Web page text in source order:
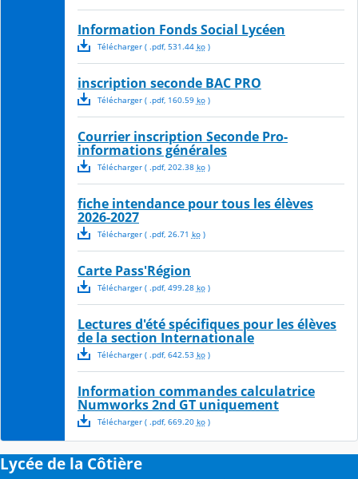
Information Fonds Social Lycéen
Télécharger( .pdf, 531.44 ko)
inscription seconde BAC PRO
Télécharger( .pdf, 160.59 ko)
Courrier inscription Seconde Pro-
informations générales
Télécharger( .pdf, 202.38 ko)
fiche intendance pour tous les élèves
2026-2027
Télécharger( .pdf, 26.71 ko)
Carte Pass'Région
Télécharger( .pdf, 499.28 ko)
Lectures d'été spécifiques pour les élèves
de la section Internationale
Télécharger( .pdf, 642.53 ko)
Information commandes calculatrice
Numworks 2nd GT uniquement
Télécharger( .pdf, 669.20 ko)
Lycée de la Côtière